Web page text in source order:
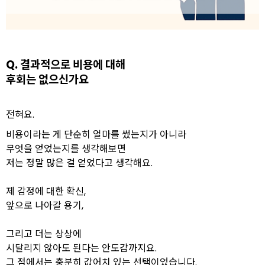
Q. 결과적으로 비용에 대해
후회는 없으신가요
전혀요.
비용이라는 게 단순히 얼마를 썼는지가 아니라
무엇을 얻었는지를 생각해보면
저는 정말 많은 걸 얻었다고 생각해요.
제 감정에 대한 확신,
앞으로 나아갈 용기,
그리고 더는 상상에
시달리지 않아도 된다는 안도감까지요.
그 점에서는 충분히 값어치 있는 선택이었습니다.